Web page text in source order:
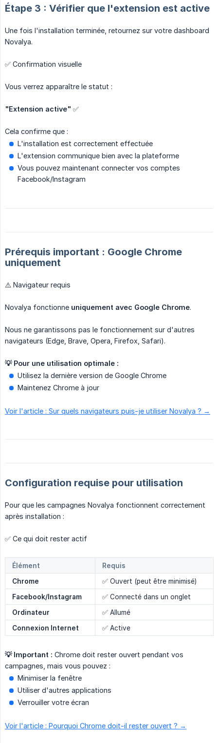
Étape 3 : Vérifier que l'extension est active
Une fois l'installation terminée, retournez sur votre dashboard
Novalya.
✅ Confirmation visuelle
Vous verrez apparaître le statut :
"Extension active" ✅
Cela confirme que :
L'installation est correctement effectuée
L'extension communique bien avec la plateforme
Vous pouvez maintenant connecter vos comptes
Facebook/Instagram
Prérequis important : Google Chrome
uniquement
⚠️ Navigateur requis
Novalya fonctionne uniquement avec Google Chrome.
Nous ne garantissons pas le fonctionnement sur d'autres
navigateurs (Edge, Brave, Opera, Firefox, Safari).
💡 Pour une utilisation optimale :
Utilisez la dernière version de Google Chrome
Maintenez Chrome à jour
Voir l'article : Sur quels navigateurs puis-je utiliser Novalya ? →
Configuration requise pour utilisation
Pour que les campagnes Novalya fonctionnent correctement
après installation :
✅ Ce qui doit rester actif
Élément
Requis
Chrome
✅ Ouvert (peut être minimisé)
Facebook/Instagram
✅ Connecté dans un onglet
Ordinateur
✅ Allumé
Connexion Internet
✅ Active
💡 Important : Chrome doit rester ouvert pendant vos
campagnes, mais vous pouvez :
Minimiser la fenêtre
Utiliser d'autres applications
Verrouiller votre écran
Voir l'article : Pourquoi Chrome doit-il rester ouvert ? →